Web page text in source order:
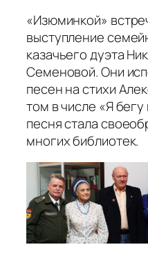
«Изюминкой»
выступление
казачьего дуэта
Семеновой. Они
песен на стихи
том в числе «Я
песня стала
многих библиотек.